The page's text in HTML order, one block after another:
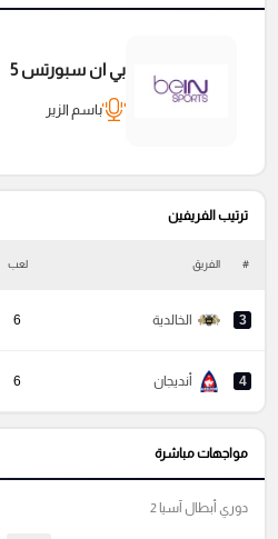
بي ان سبورتس 5
باسم الزير
ترتيب الفريفين
# الفريق لعب
3 الخالدية 6
4 أنديجان 6
مواجهات مباشرة
دوري أبطال آسيا 2